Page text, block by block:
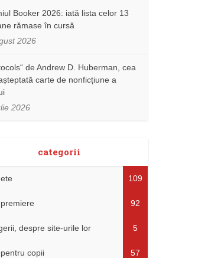
Booker 2026: iată lista celor 13
rămase în cursă
2026
de Andrew D. Huberman, cea
carte de nonficțiune a
2026
categorii
109
92
despre site-urile lor 5
copii 57